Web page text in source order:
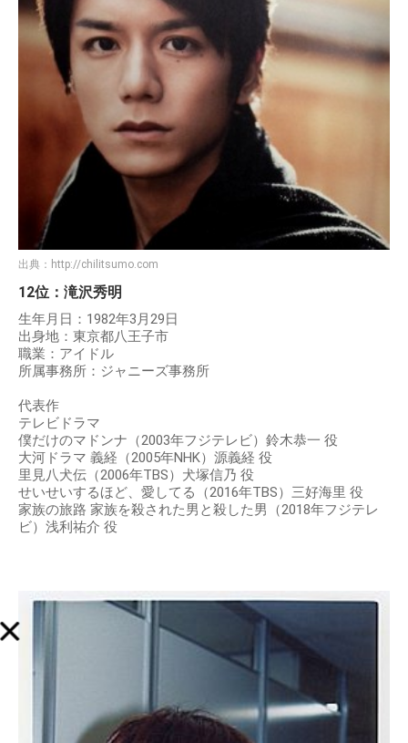
出典： http://chilitsumo.com
12位：滝沢秀明
生年月日：1982年3月29日
出身地：東京都八王子市
職業：アイドル
所属事務所：ジャニーズ事務所
代表作
テレビドラマ
僕だけのマドンナ（2003年フジテレビ）鈴木恭一 役
大河ドラマ 義経（2005年NHK）源義経 役
里見八犬伝（2006年TBS）犬塚信乃 役
せいせいするほど、愛してる（2016年TBS）三好海里 役
家族の旅路 家族を殺された男と殺した男（2018年フジテレ
ビ）浅利祐介 役